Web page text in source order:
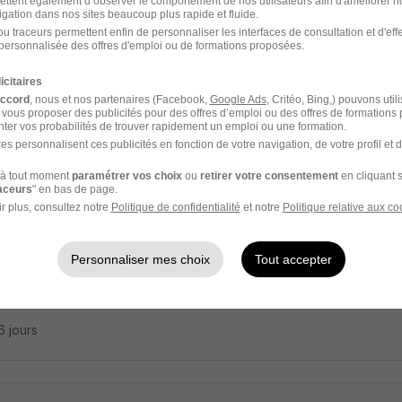
en Pharmacie d'Officine Intérim
Super recruteur
- 36
jours
d'Officine Intérim H/F
Super recruteur
Intérim 31,46 - 37,51 € / heure 1 mois
jours
dans nos sites beaucoup plus rapide et fluide.
traceurs permettent enfin de personnaliser les interfaces de consultation et
des offres d'emploi ou de formations proposées.
, nous et nos partenaires (Facebook, Google Ads, Critéo, Bing,) pouvons
proposer des publicités pour des offres d’emploi ou des offres de formations
vos probabilités de trouver rapidement un emploi ou une formation.
personnalisent ces publicités en fonction de votre navigation, de votre profil et
tout moment paramétrer vos choix ou retirer votre consentementen cliquant
" en bas de page.
plus, consultez notre Politique de confidentialité et notre Politique relative aux
Personnaliser mes choix Tout accepter